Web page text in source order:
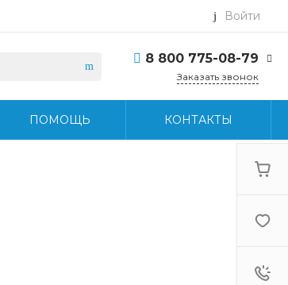
Войти
8 800 775-08-79
г. Москва, БЦ Вятский,
Заказать звонок
ПОМОЩЬ КОНТАКТЫ